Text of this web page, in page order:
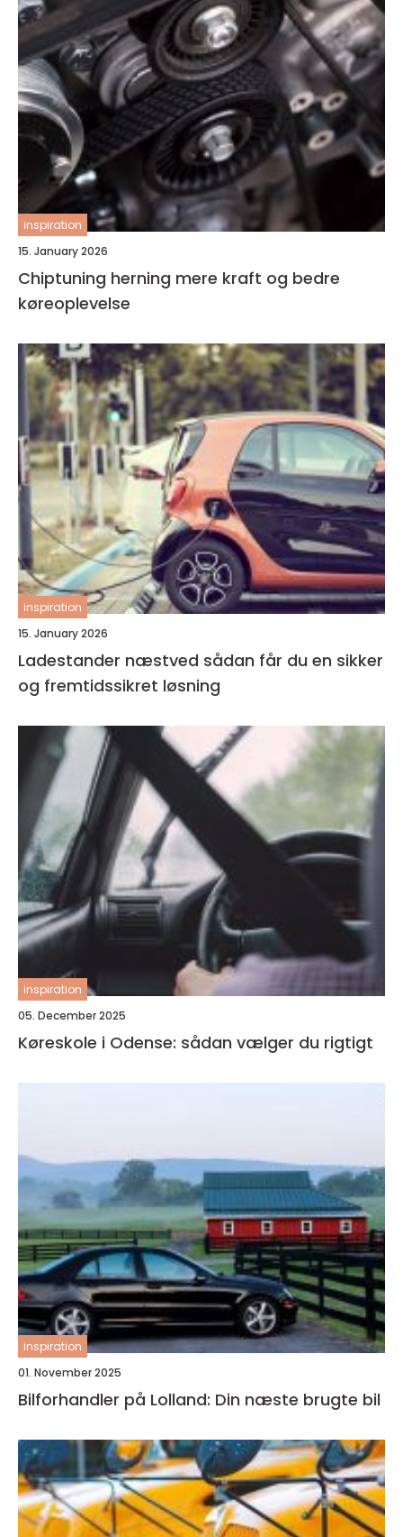
inspiration
15. January 2026
Chiptuning herning mere kraft og bedre
køreoplevelse
inspiration
15. January 2026
Ladestander næstved sådan får du en sikker
og fremtidssikret løsning
inspiration
05. December 2025
Køreskole i Odense: sådan vælger du rigtigt
inspiration
01. November 2025
Bilforhandler på Lolland: Din næste brugte bil